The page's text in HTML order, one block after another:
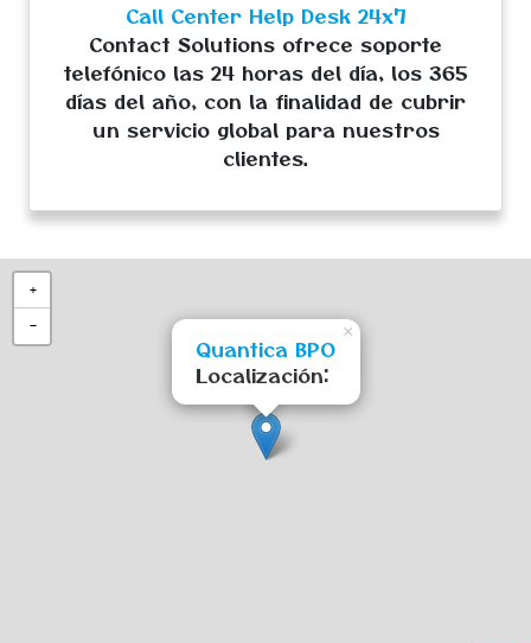
Call Center Help Desk 24x7
Contact Solutions ofrece soporte
telefónico las 24 horas del día, los 365
días del año, con la finalidad de cubrir
un servicio global para nuestros
clientes.
Quantica BPO
Localización:
×
+
−